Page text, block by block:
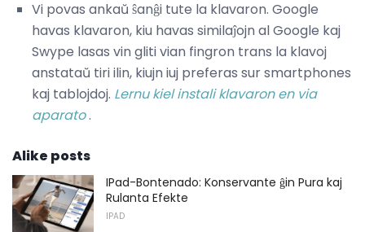
Vi povas ankaŭ ŝanĝi tute la klavaron. Google
havas klavaron, kiu havas similaĵojn al Google kaj
Swype lasas vin gliti vian fingron trans la klavoj
anstataŭ tiri ilin, kiujn iuj preferas sur smartphones
kaj tablojdoj. Lernu kiel instali klavaron en via
aparato.
Alike posts
IPad-Bontenado: Konservante ĝin Pura kaj
Rulanta Efekte
IPAD